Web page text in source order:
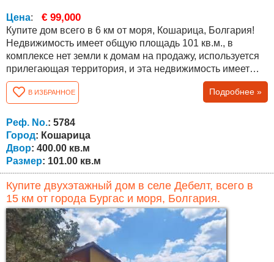
Цена: € 99,000
Купите дом всего в 6 км от моря, Кошарица, Болгария!
Недвижимость имеет общую площадь 101 кв.м., в
комплексе нет земли к домам на продажу, используется
прилегающая территория, и эта недвижимость имеет
400 кв.м. для использования владельцем. В доме есть
ванная комната с душем и туалетом, отдельный туалет,
две спальни и большая гостиная со встроенной кухней!
Все дополняется красивой крытой открытой террасой со
встроенным...
В ИЗБРАННОЕ Подробнее »
Реф. No.: 5784
Город: Кошарица
Двор: 400.00 кв.м
Размер: 101.00 кв.м
Купите двухэтажный дом в селе Дебелт, всего в
15 км от города Бургас и моря, Болгария.